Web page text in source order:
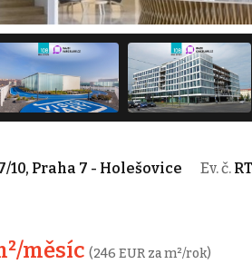
10, Praha 7 - Holešovice Ev. č.
měsíc (246 EUR za m²/rok)